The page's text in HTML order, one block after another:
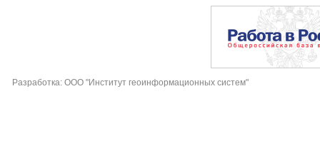
Разработка: ООО "Институт геоинформационных систем"